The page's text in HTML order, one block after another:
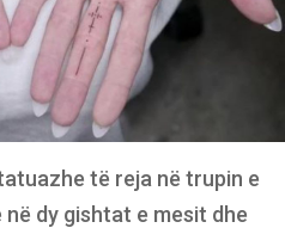
të reja në trupin e
dy gishtat e mesit dhe